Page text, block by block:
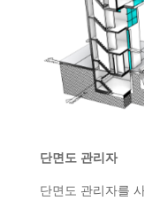
단면도 관리자
단면도 관리자를